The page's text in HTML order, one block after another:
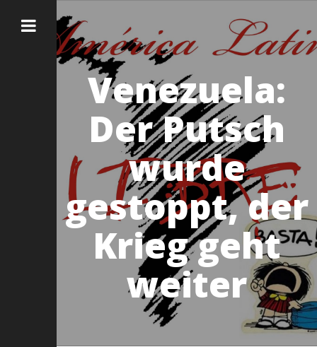
Venezuela:
Der Putsch
wurde
gestoppt, der
Krieg geht
weiter